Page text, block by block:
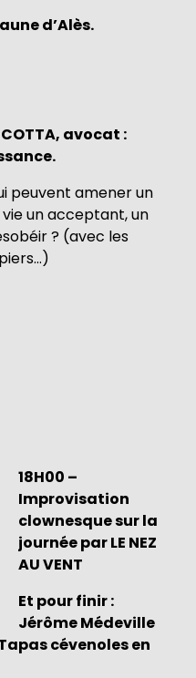
d’Alès.
avocat :
peuvent amener un
un acceptant, un
? (avec les
18H00 –
Improvisation
clownesque sur la
journée par LE NEZ
AU VENT
Et pour finir :
Jérôme Médeville
cévenoles en